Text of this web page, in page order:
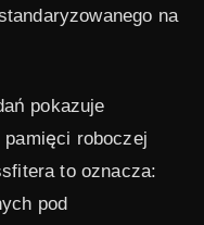
na
pokazuje
roboczej
to oznacza:
pod